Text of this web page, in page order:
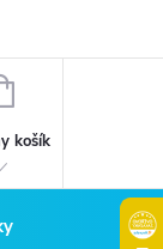
NÁKUPNÝ
košík